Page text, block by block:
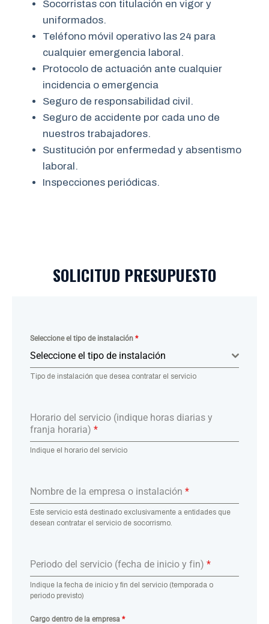
Socorristas con titulación en vigor y
uniformados.
Teléfono móvil operativo las 24 para
cualquier emergencia laboral.
Protocolo de actuación ante cualquier
incidencia o emergencia
Seguro de responsabilidad civil.
Seguro de accidente por cada uno de
nuestros trabajadores.
Sustitución por enfermedad y absentismo
laboral.
Inspecciones periódicas.
SOLICITUD PRESUPUESTO
Seleccione el tipo de instalación *
Seleccione el tipo de instalación
Tipo de instalación que desea contratar el servicio
Horario del servicio (indique horas diarias y
franja horaria) *
Indique el horario del servicio
Nombre de la empresa o instalación *
Este servicio está destinado exclusivamente a entidades que
desean contratar el servicio de socorrismo.
Periodo del servicio (fecha de inicio y fin) *
Indique la fecha de inicio y fin del servicio (temporada o
periodo previsto)
Cargo dentro de la empresa *